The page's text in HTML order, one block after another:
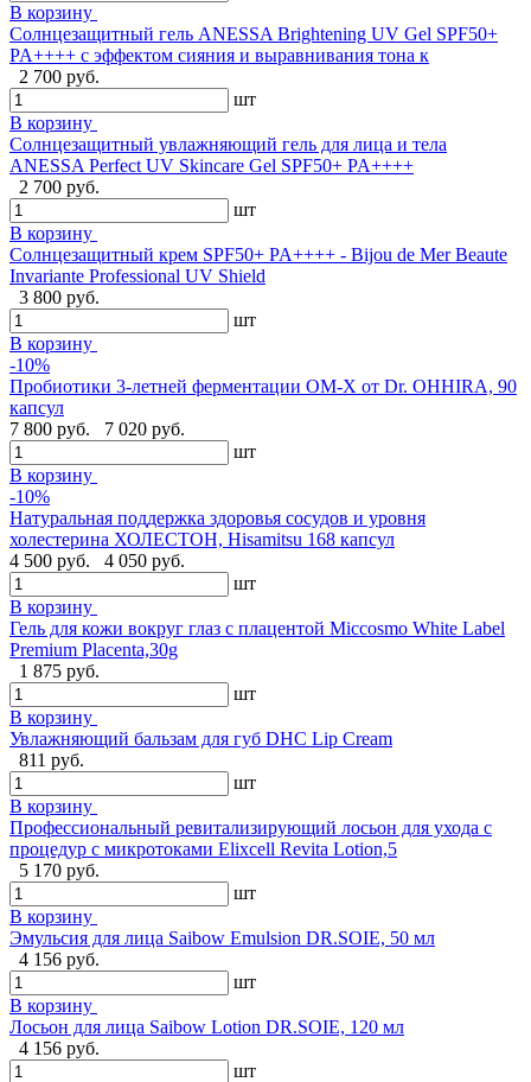
В корзину
Солнцезащитный гель ANESSA Brightening UV Gel SPF50+
PA++++ с эффектом сияния и выравнивания тона к
2 700 руб.
шт
В корзину
Солнцезащитный увлажняющий гель для лица и тела
ANESSA Perfect UV Skincare Gel SPF50+ PA++++
2 700 руб.
шт
В корзину
Cолнцезащитный крем SPF50+ PA++++ - Bijou de Mer Beaute
Invariante Professional UV Shield
3 800 руб.
шт
В корзину
-10%
Пробиотики 3-летней ферментации OM-X от Dr. OHHIRA, 90
капсул
7 800 руб.
7 020 руб.
шт
В корзину
-10%
Натуральная поддержка здоровья сосудов и уровня
холестерина ХОЛЕСТОН, Hisamitsu 168 капсул
4 500 руб.
4 050 руб.
шт
В корзину
Гель для кожи вокруг глаз с плацентой Miccosmo White Label
Premium Placenta,30g
1 875 руб.
шт
В корзину
Увлажняющий бальзам для губ DHC Lip Cream
811 руб.
шт
В корзину
Профессиональный ревитализирующий лосьон для ухода с
процедур с микротоками Elixcell Revita Lotion,5
5 170 руб.
шт
В корзину
Эмульсия для лица Saibow Emulsion DR.SOIE, 50 мл
4 156 руб.
шт
В корзину
Лосьон для лица Saibow Lotion DR.SOIE, 120 мл
4 156 руб.
шт